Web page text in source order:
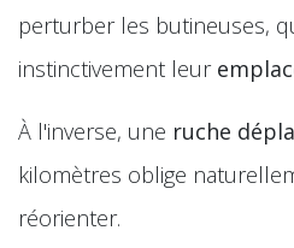
perturber les butineuses,
instinctivement leur
À l'inverse, une ruche
kilomètres oblige
réorienter.